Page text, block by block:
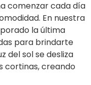
comenzar cada día
En nuestra
la última
para brindarte
del sol se desliza
cortinas, creando